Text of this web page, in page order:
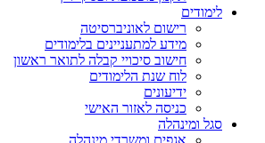
לימודים
רישום לאוניברסיטה
מידע למתעניינים בלימודים
חישוב סיכויי קבלה לתואר ראשון
לוח שנת הלימודים
ידיעונים
כניסה לאזור האישי
סגל ומינהלה